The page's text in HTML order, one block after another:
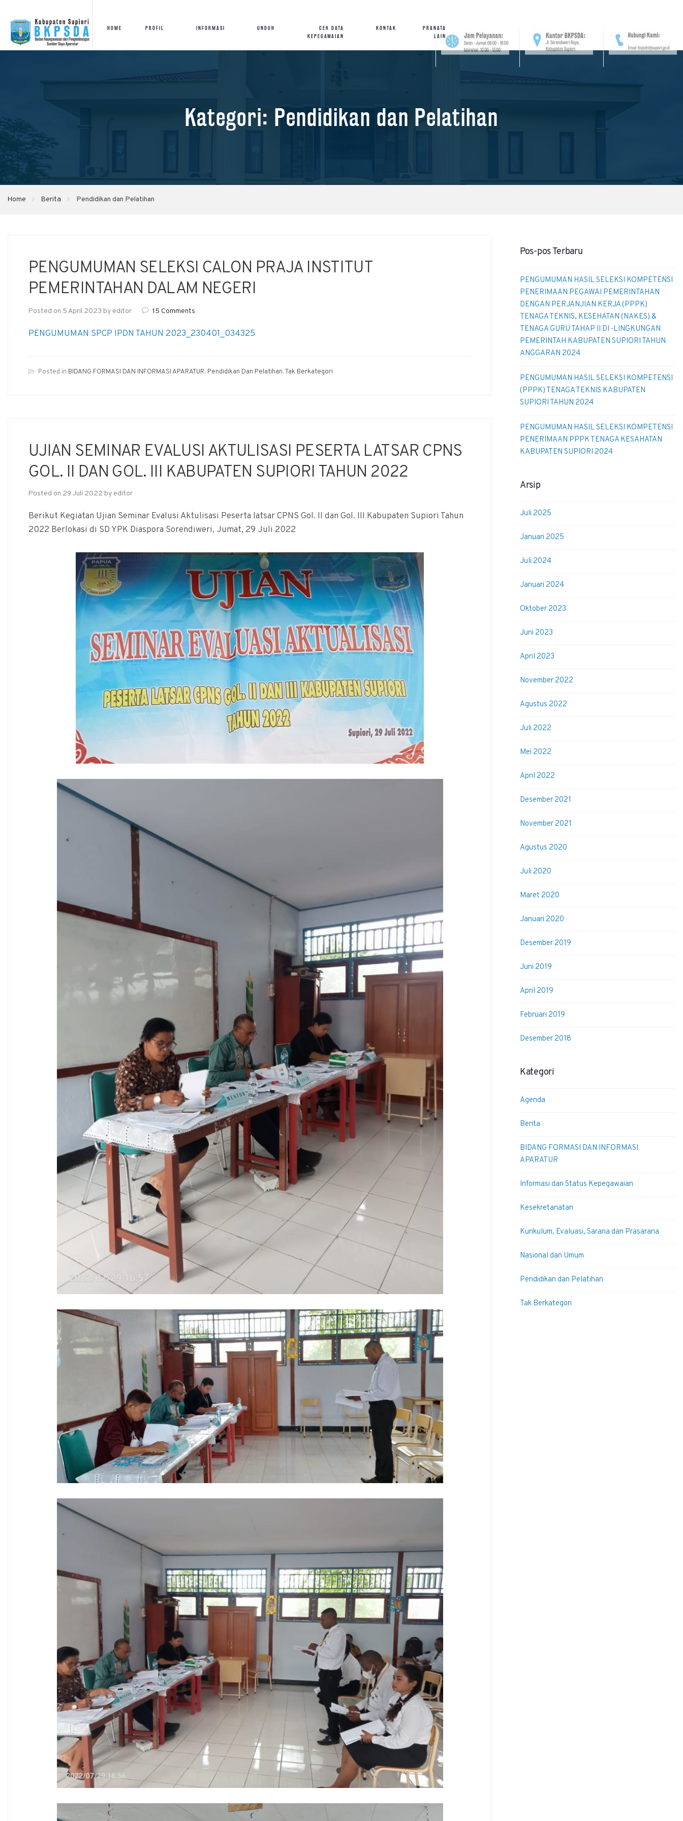
HOME PROFIL INFORMASI UNDUH
CEK DATA
KEPEGAWAIAN
KONTAK
PRANATA
LAIN
Kategori: Pendidikan dan Pelatihan
Home Berita Pendidikan dan Pelatihan
PENGUMUMAN SELEKSI CALON PRAJA INSTITUT
PEMERINTAHAN DALAM NEGERI
Posted on 5 April 2023 by editor 15 Comments
PENGUMUMAN SPCP IPDN TAHUN 2023_230401_034325
Posted in BIDANG FORMASI DAN INFORMASI APARATUR, Pendidikan Dan Pelatihan,Tak Berkategori
UJIAN SEMINAR EVALUSI AKTULISASI PESERTA LATSAR CPNS
GOL. II DAN GOL. III KABUPATEN SUPIORI TAHUN 2022
Posted on 29 Juli 2022 by editor
Berikut Kegiatan Ujian Seminar Evalusi Aktulisasi Peserta latsar CPNS Gol. II dan Gol. III Kabupaten Supiori Tahun
2022 Berlokasi di SD YPK Diaspora Sorendiweri, Jumat, 29 Juli 2022
Pos-pos Terbaru
PENGUMUMAN HASIL SELEKSI KOMPETENSI
PENERIMAAN PEGAWAI PEMERINTAHAN
DENGAN PERJANJIAN KERJA (PPPK)
TENAGA TEKNIS, KESEHATAN (NAKES) &
TENAGA GURU TAHAP II DI -LINGKUNGAN
PEMERINTAH KABUPATEN SUPIORI TAHUN
ANGGARAN 2024
PENGUMUMAN HASIL SELEKSI KOMPETENSI
(PPPK) TENAGA TEKNIS KABUPATEN
SUPIORI TAHUN 2024
PENGUMUMAN HASIL SELEKSI KOMPETENSI
PENERIMAAN PPPK TENAGA KESAHATAN
KABUPATEN SUPIORI 2024
Arsip
Juli 2025
Januari 2025
Juli 2024
Januari 2024
Oktober 2023
Juni 2023
April 2023
November 2022
Agustus 2022
Juli 2022
Mei 2022
April 2022
Desember 2021
November 2021
Agustus 2020
Juli 2020
Maret 2020
Januari 2020
Desember 2019
Juni 2019
April 2019
Februari 2019
Desember 2018
Kategori
Agenda
Berita
BIDANG FORMASI DAN INFORMASI
APARATUR
Informasi dan Status Kepegawaian
Kesekretariatan
Kurikulum, Evaluasi, Sarana dan Prasarana
Nasional dan Umum
Pendidikan dan Pelatihan
Tak Berkategori